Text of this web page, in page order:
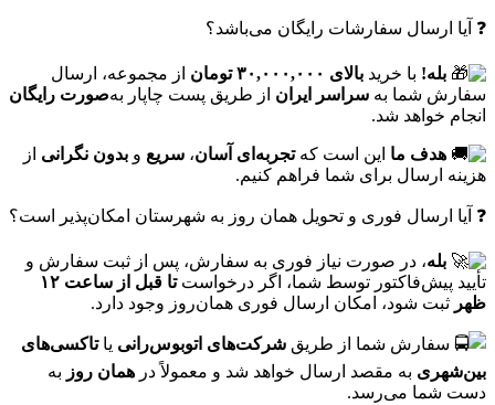
❓ آیا ارسال سفارشات رایگان می‌باشد؟
بله! با خرید بالای ۳۰,۰۰۰,۰۰۰ تومان
از مجموعه، ارسال
سفارش شما به سراسر ایران از طریق پست چاپار به‌صورت رایگان
انجام خواهد شد.
هدف ما این است کهتجربه‌ای آسان، سریع و بدون نگرانی از
هزینه ارسال برای شما فراهم کنیم.
❓ آیا ارسال فوری و تحویل همان روز به شهرستان امکان‌پذیر است؟
بله، در صورت نیاز فوری به سفارش، پس از ثبت سفارش و
تأیید پیش‌فاکتور توسط شما، اگر درخواست
تا قبل از ساعت ۱۲
ظهر ثبت شود، امکان ارسال فوری همان‌روز وجود دارد.
سفارش شما از طریق شرکت‌های اتوبوس‌رانی یا تاکسی‌های
بین‌شهری به مقصد ارسال خواهد شد و معمولاً در همان روز به
دست شما می‌رسد.